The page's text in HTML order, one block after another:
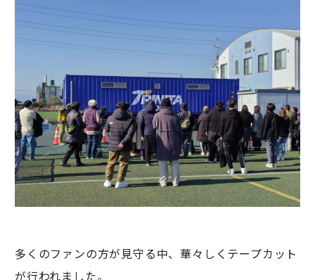
多くのファンの方が見守る中、華々しくテープカット
が行われました。